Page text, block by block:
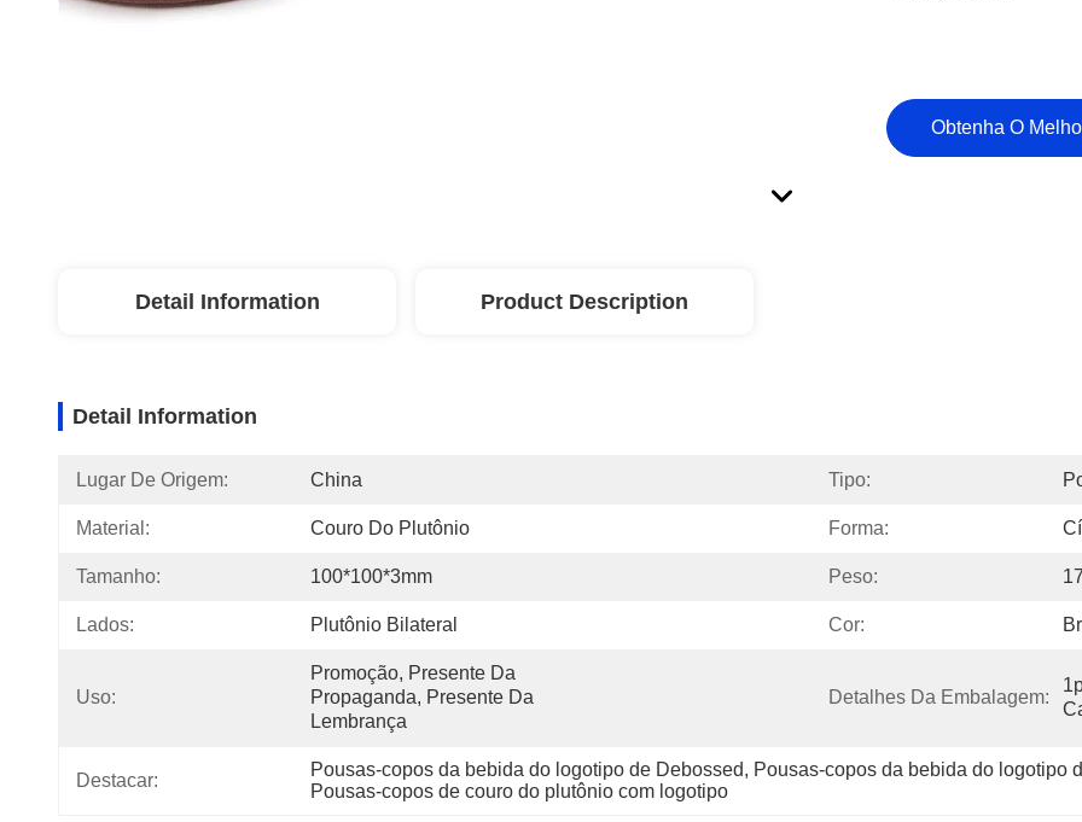
Obtenha O
Detail Information Product Description
Detail Information
Lugar De Origem: China Tipo:
Material: Couro Do Plutônio Forma:
Tamanho: 100*100*3mm Peso:
Lados: Plutônio Bilateral Cor:
Uso:
Promoção, Presente Da
Propaganda, Presente Da
Lembrança
Detalhes Da Embalagem:
Destacar:
Pousas-copos da bebida do logotipo de Debossed, Pousas-copos da bebida do logotipo
Pousas-copos de couro do plutônio com logotipo